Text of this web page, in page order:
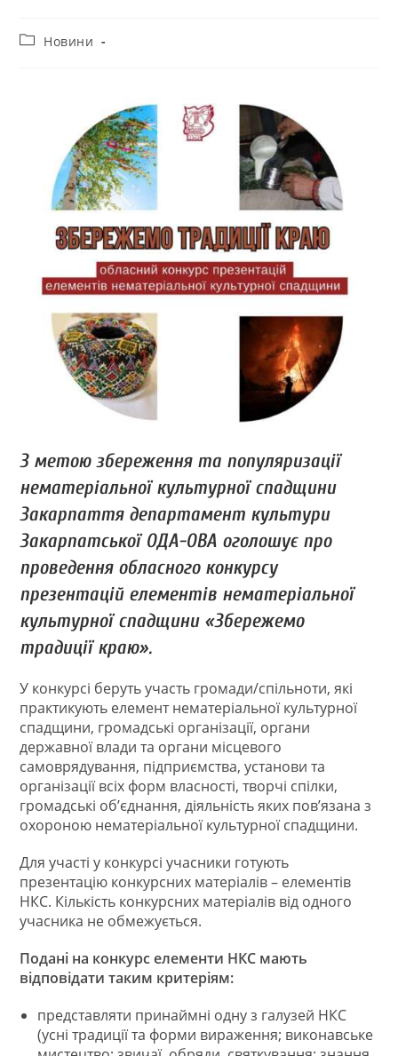
Новини
З метою збереження та популяризації
нематеріальної культурної спадщини
Закарпаття департамент культури
Закарпатської ОДА-ОВА оголошує про
проведення обласного конкурсу
презентацій елементів нематеріальної
культурної спадщини «Збережемо
традиції краю».
У конкурсі беруть участь громади/спільноти, які
практикують елемент нематеріальної культурної
спадщини, громадські організації, органи
державної влади та органи місцевого
самоврядування, підприємства, установи та
організації всіх форм власності, творчі спілки,
громадські об’єднання, діяльність яких пов’язана з
охороною нематеріальної культурної спадщини.
Для участі у конкурсі учасники готують
презентацію конкурсних матеріалів – елементів
НКС. Кількість конкурсних матеріалів від одного
учасника не обмежується.
Подані на конкурс елементи НКС мають
відповідати таким критеріям:
представляти принаймні одну з галузей НКС
(усні традиції та форми вираження; виконавське